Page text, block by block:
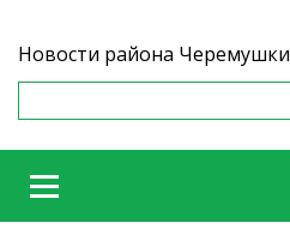
Новости района Черемушки